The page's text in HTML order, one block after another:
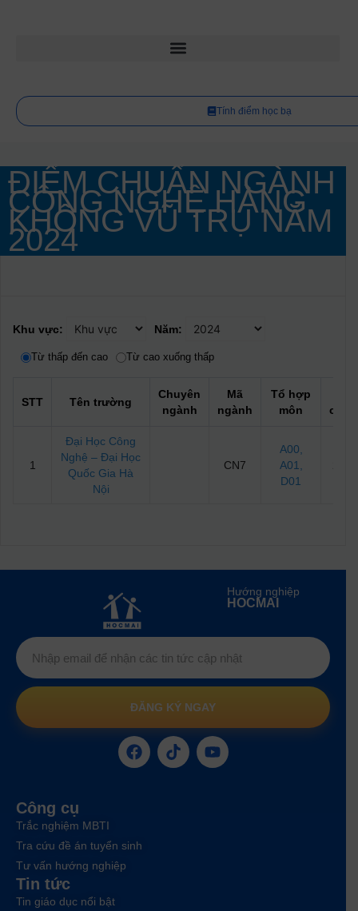
Tính điểm học bạ
ĐIỂM CHUẨN NGÀNH
CÔNG NGHỆ HÀNG
KHÔNG VŨ TRỤ NĂM
2024
Khu vực: Năm:
Từ thấp đến cao Từ cao xuống thấp
STT Tên trường
Chuyên
ngành
Mã
ngành
Tổ hợp
môn
1
Đại Học Công
Nghệ – Đại Học
Quốc Gia Hà
Nội
CN7
A00
A01
D01
Hướng nghiệp
HOCMAI
ĐĂNG KÝ NGAY
Công cụ
Trắc nghiệm MBTI
Tra cứu đề án tuyển sinh
Tư vấn hướng nghiệp
Tin tức
Tin giáo dục nổi bật